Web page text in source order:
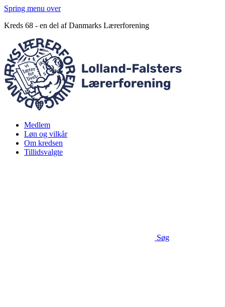
Spring menu over
Kreds 68 - en del af Danmarks Lærerforening
Medlem
Løn og vilkår
Om kredsen
Tillidsvalgte
Søg